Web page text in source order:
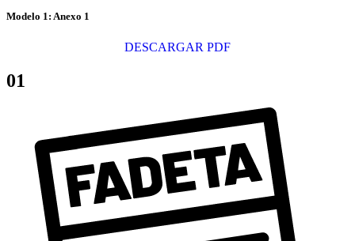
Modelo 1: Anexo 1
DESCARGAR PDF
01